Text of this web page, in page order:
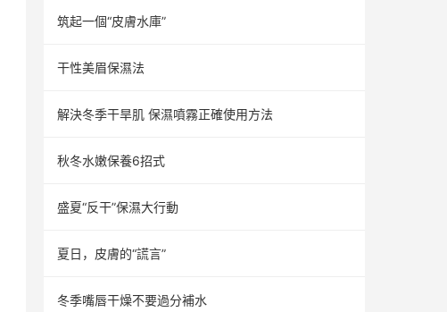
筑起一個“皮膚水庫”
干性美眉保濕法
解決冬季干旱肌 保濕噴霧正確使用方法
秋冬水嫩保養6招式
盛夏“反干”保濕大行動
夏日，皮膚的“謊言”
冬季嘴唇干燥不要過分補水